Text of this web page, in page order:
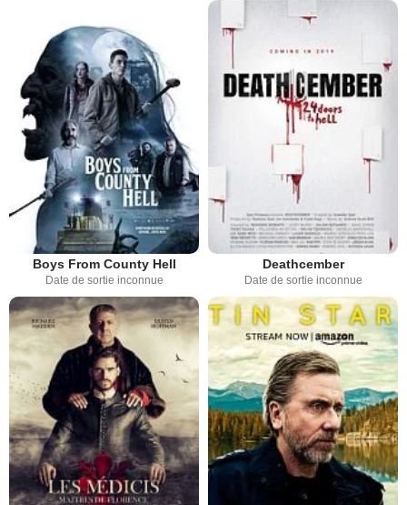
Boys From County Hell
Date de sortie inconnue
Deathcember
Date de sortie inconnue